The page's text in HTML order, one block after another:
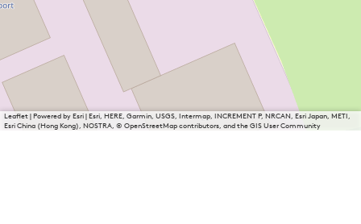
Leaflet|Powered by Esri | Esri, HERE, Garmin, USGS, Intermap, INCREMENT P, NRCAN, Esri Japan, METI,
Esri China (Hong Kong), NOSTRA, © OpenStreetMap contributors, and the GIS User Community